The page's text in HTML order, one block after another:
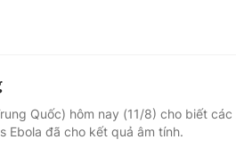
Quốc) hôm nay (11/8) cho biết
Ebola đã cho kết quả âm tính.